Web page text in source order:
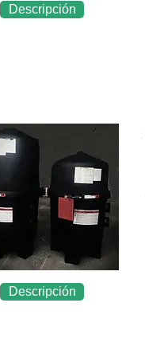
Descripción
Descripción